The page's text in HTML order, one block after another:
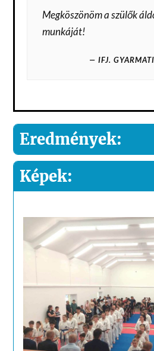
Megköszönöm a szülők
munkáját!
IFJ.
Eredmények:
Képek: